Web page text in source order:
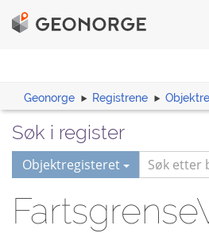
Geonorge Registrene
Søk i register
Objektregisteret